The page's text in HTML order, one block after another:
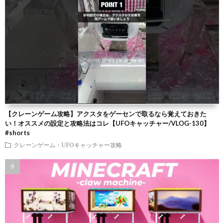
【クレーンゲーム攻略】アクスタをゲーセンで取るなら覚えておきた
い！オススメの設定と攻略法はコレ【UFOキャッチャー/VLOG-130】
#shorts
クレーンゲーム・UFOキャッチャー攻略